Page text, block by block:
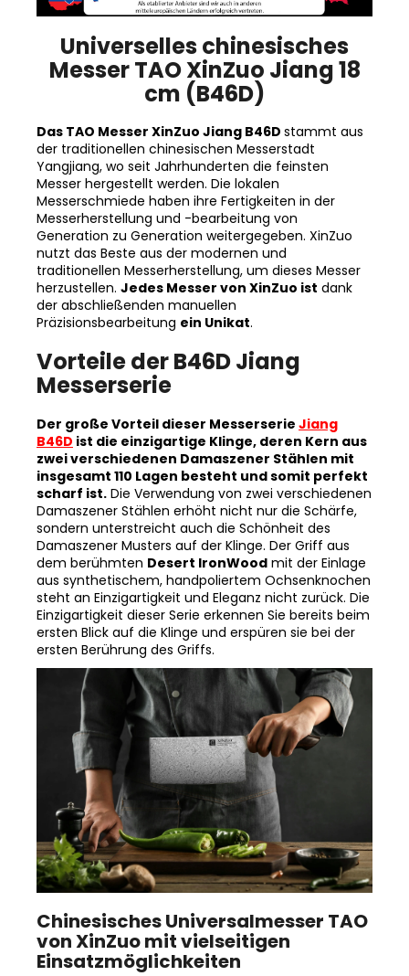
Universelles chinesisches
Messer TAO XinZuo Jiang 18
cm (B46D)
Das TAO Messer XinZuo Jiang B46Dstammt aus
der traditionellen chinesischen Messerstadt
Yangjiang, wo seit Jahrhunderten die feinsten
Messer hergestellt werden. Die lokalen
Messerschmiede haben ihre Fertigkeiten in der
Messerherstellung und -bearbeitung von
Generation zu Generation weitergegeben. XinZuo
nutzt das Beste aus der modernen und
traditionellen Messerherstellung, um dieses Messer
herzustellen.Jedes Messer von XinZuo ist
der abschließenden manuellen
Vorteile der B46D Jiang
Der große Vorteil dieser MesserserieJiang
B46Dist die einzigartige Klinge, deren Kern aus
zwei verschiedenen Damaszener Stählen mit
insgesamt 110 Lagen besteht und somit perfekt
scharf ist. Die Verwendung von zwei verschiedenen
Damaszener Stählen erhöht nicht nur die Schärfe,
sondern unterstreicht auch die Schönheit des
Damaszener Musters auf der Klinge. Der Griff aus
dem berühmten Desert IronWood mit der Einlage
aus synthetischem, handpoliertem Ochsenknochen
steht an Einzigartigkeit und Eleganz nicht zurück. Die
Einzigartigkeit dieser Serie erkennen Sie bereits beim
ersten Blick auf die Klinge und erspüren sie bei der
ersten Berührung des Griffs.
Chinesisches Universalmesser TAO
von XinZuo mit vielseitigen